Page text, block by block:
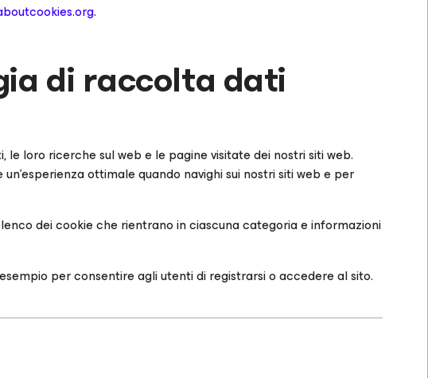
.
di raccolta dati
loro ricerche sul web e le pagine visitate dei nostri siti web.
ottimale quando navighi sui nostri siti web e per
dei cookie che rientrano in ciascuna categoria e informazioni
per consentire agli utenti di registrarsi o accedere al sito.